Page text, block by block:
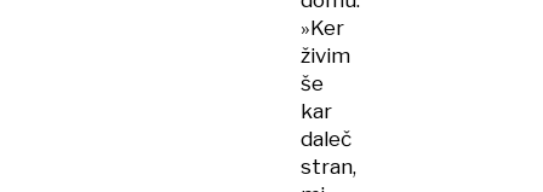
»Ker
živim
še
kar
daleč
stran,